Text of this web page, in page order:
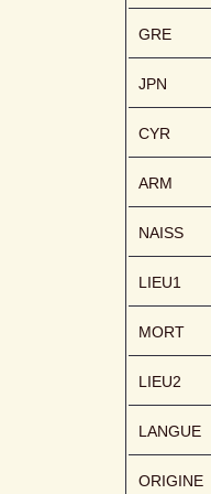
GRE
JPN
CYR
ARM
NAISS
LIEU1
MORT
LIEU2
LANGUE
ORIGINE